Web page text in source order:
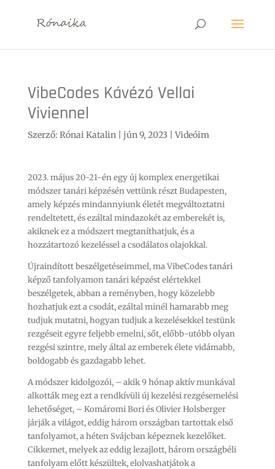
VibeCodes Kávézó Vellai
Viviennel
Szerző: Rónai Katalin| jún 9, 2023 Videóim
2023. május 20-21-én egy új komplex energetikai
módszer tanári képzésén vettünk részt Budapesten,
amely képzés mindannyiunk életét megváltoztatni
rendeltetett, és ezáltal mindazokét az emberekét is,
akiknek ez a módszert megtaníthatjuk, és a
hozzátartozó kezeléssel a csodálatos olajokkal.
Újraindított beszélgetéseimmel, ma VibeCodes tanári
képző tanfolyamon tanári képzést elértekkel
beszélgetek, abban a reményben, hogy közelebb
hozhatjuk ezt a csodát, ezáltal minél hamarabb meg
tudjuk mutatni, hogyan tudjuk a kezelésekkel testünk
rezgéseit egyre feljebb emelni, sőt, előbb-utóbb olyan
rezgési szintre, mely által az emberek élete vidámabb,
boldogabb és gazdagabb lehet.
A módszer kidolgozói, – akik 9 hónap aktív munkával
alkották meg ezt a rendkívüli új kezelési rezgésemelési
lehetőséget, – Komáromi Bori és Olivier Holsberger
járják a világot, eddig három országban tartottak első
tanfolyamot, a héten Svájcban képeznek kezelőket.
Cikkemet, melyek az eddig lezajlott, három országbéli
tanfolyam előtt készültek, elolvashatjátok a